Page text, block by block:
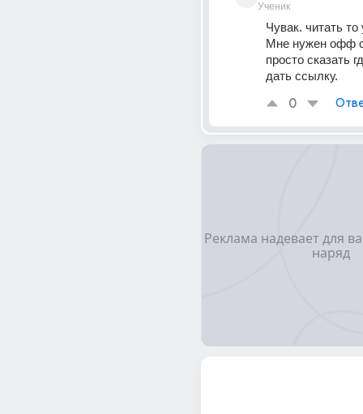
Ученик
Чувак. читать
Мне нужен офф
просто сказать
дать ссылку.
0